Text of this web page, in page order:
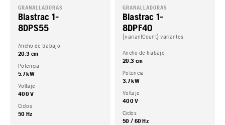
GRANALLADORAS
Blastrac 1-
8DPS55
Ancho de trabajo
20,3 cm
Potencia
5,7 kW
Voltaje
400 V
Ciclos
50 Hz
GRANALLADORAS
Blastrac 1-
8DPF40
{variantCount} variantes
Ancho de trabajo
20,3 cm
Potencia
3,7 kW
Voltaje
400 V
Ciclos
50 / 60 Hz